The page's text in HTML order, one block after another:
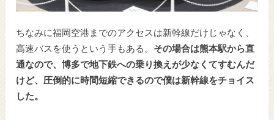
ちなみに福岡空港までのアクセスは新幹線だけじゃなく、
高速バスを使うという手もある。 その場合は熊本駅から直
通なので、博多で地下鉄への乗り換えが少なくてすむんだ
けど、圧倒的に時間短縮できるので僕は新幹線をチョイス
した。